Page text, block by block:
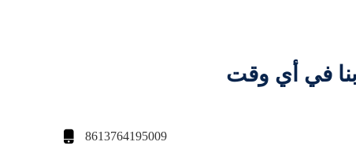
في أي وقت
 8613764195009